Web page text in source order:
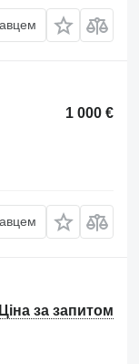
1 000 €
Ціна за запитом